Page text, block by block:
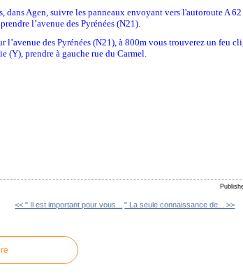
Agen, suivre les panneaux envoyant vers l'autoroute A
l’avenue des Pyrénées (N21).
l’avenue des Pyrénées (N21), à 800m vous trouverez un feu
(Y), prendre à gauche rue du Carmel.
<< " Il est important pour vous... " La seule connaissance de... >>